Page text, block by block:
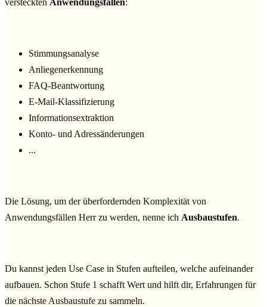
versteckten Anwendungsfällen:
Stimmungsanalyse
Anliegenerkennung
FAQ-Beantwortung
E-Mail-Klassifizierung
Informationsextraktion
Konto- und Adressänderungen
...
Die Lösung, um der überfordernden Komplexität von
Anwendungsfällen Herr zu werden, nenne ich Ausbaustufen.
Du kannst jeden Use Case in Stufen aufteilen, welche aufeinander
aufbauen. Schon Stufe 1 schafft Wert und hilft dir, Erfahrungen für
die nächste Ausbaustufe zu sammeln.